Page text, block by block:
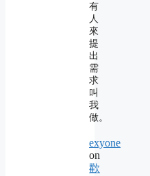
有
人
來
提
出
需
求
叫
我
做。
exyone
on
歡